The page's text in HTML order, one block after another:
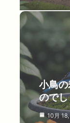
小鳥
ので
10月